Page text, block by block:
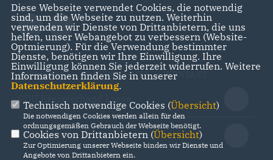
IMPRESSUM DATENSCHUTZ KONTAKT
CDU Kreisverband Lippe
CDU Kreistagsfraktion Lippe
Diese Webseite verwendet Cookies, die notwendig
sind, um die Webseite zu nutzen. Weiterhin
verwenden wir Dienste von Drittanbietern, die uns
helfen, unser Webangebot zu verbessern (Website-
Optmierung). Für die Verwendung bestimmter
Dienste, benötigen wir Ihre Einwilligung. Ihre
Einwilligung können Sie jederzeit widerrufen. Weitere
Informationen finden Sie in unserer
Datenschutzerklärung.
Technisch notwendige Cookies (Übersicht)
Die notwendigen Cookies werden allein für den
ordnungsgemäßen Gebrauch der Webseite benötigt.
Cookies von Drittanbietern (Übersicht)
Zur Optimierung unserer Webseite binden wir Dienste und
Angebote von Drittanbietern ein.